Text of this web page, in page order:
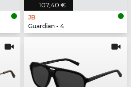
107,40 €
JB
Guardian - 4